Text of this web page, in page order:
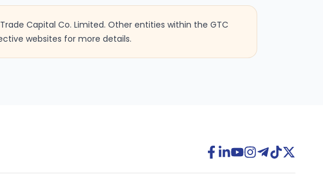
Capital Co. Limited. Other entities within the GTC
websites for more details.